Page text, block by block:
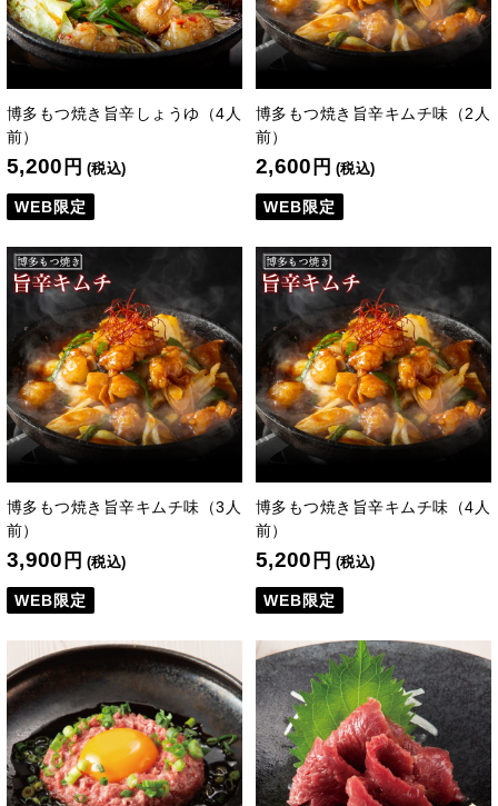
博多もつ焼き旨辛しょうゆ（4人
前）
5,200 円 (税込)
WEB限定
博多もつ焼き旨辛キムチ味（2人
前）
2,600 円 (税込)
WEB限定
博多もつ焼き旨辛キムチ味（3人
前）
3,900 円 (税込)
WEB限定
博多もつ焼き旨辛キムチ味（4人
前）
5,200 円 (税込)
WEB限定